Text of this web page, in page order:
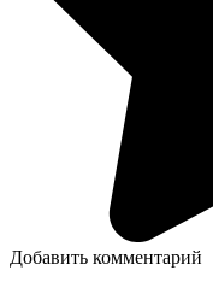
Добавить комментарий